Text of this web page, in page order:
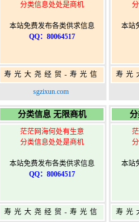
分类信息处处是商机
本站免费发布各类供求信息
QQ：80064517
寿光大尧经贸-寿光信
息网-免费信息发布网-
sgzixun.com
本站
寿光
分类信息 无限商机
茫茫网海何处有生意
分类信息处处是商机
本站免费发布各类供求信息
QQ：80064517
寿光大尧经贸-寿光信
本站
寿光